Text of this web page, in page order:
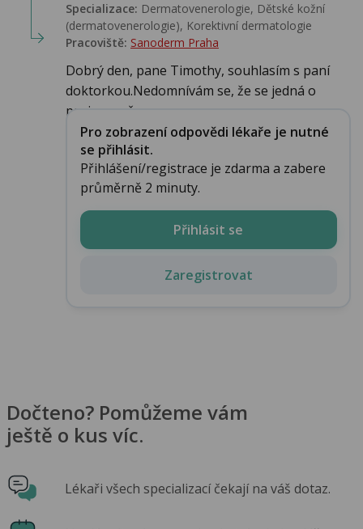
Specializace: Dermatovenerologie, Dětské kožní
(dermatovenerologie), Korektivní dermatologie
Pracoviště: Sanoderm Praha
Dobrý den, pane Timothy, souhlasím s paní
doktorkou.Nedomnívám se, že se jedná o
projev močo...
Pro zobrazení odpovědi lékaře je nutné
se přihlásit.
Přihlášení/registrace je zdarma a zabere
průměrně 2 minuty.
Přihlásit se
Zaregistrovat
Dočteno? Pomůžeme vám
ještě o kus víc.
Lékaři všech specializací čekají na váš dotaz.